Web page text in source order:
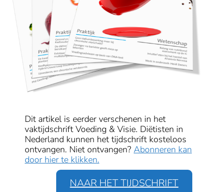
Dit artikel is eerder verschenen in het
vaktijdschrift Voeding & Visie. Diëtisten in
Nederland kunnen het tijdschrift kosteloos
ontvangen. Niet ontvangen? Abonneren kan
door hier te klikken.
NAAR HET TIJDSCHRIFT